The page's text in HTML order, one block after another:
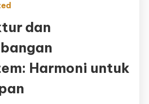
dan
Harmoni untuk